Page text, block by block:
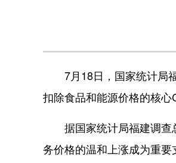
7月18日，国家统计局福
扣除食品和能源价格的核
据国家统计局福建调查
务价格的温和上涨成为重要